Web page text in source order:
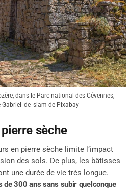
dans le Parc national des Cévennes,
de Pixabay
sèche
en pierre sèche limite l’impact
des sols. De plus, les bâtisses
une durée de vie très longue.
de 300 ans sans subir quelconque